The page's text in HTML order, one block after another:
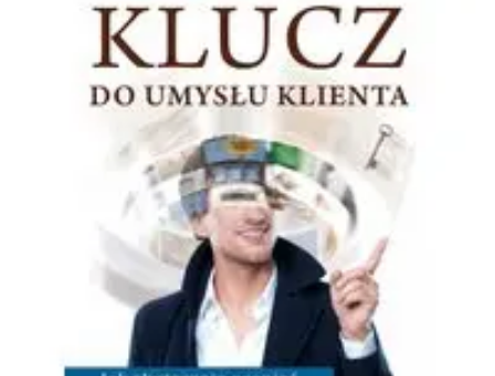
Oferty Wyjazdowe
Zdrowe wakacjeRodzinne Wakacje Aktywne WakacjeRodzinne
Wakacyjne Kierunki
Oferty Wyjazdowe